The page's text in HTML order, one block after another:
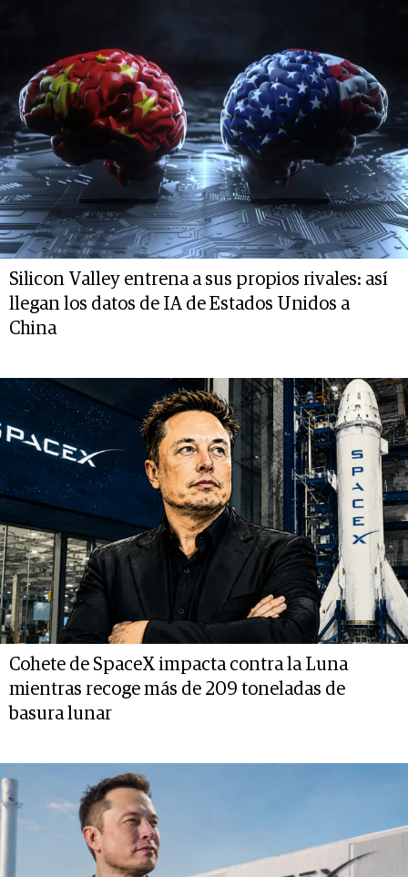
Silicon Valley entrena a sus propios rivales: así
llegan los datos de IA de Estados Unidos a
China
Cohete de SpaceX impacta contra la Luna
mientras recoge más de 209 toneladas de
basura lunar